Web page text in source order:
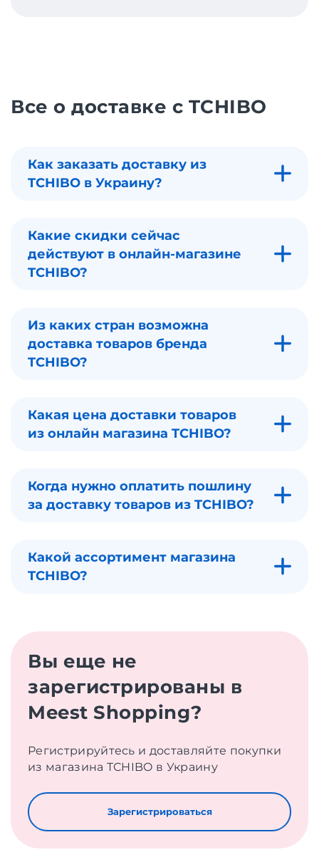
Все о доставке с TCHIBO
Как заказать доставку из
TCHIBO в Украину?
Какие скидки сейчас
действуют в онлайн-магазине
TCHIBO?
Из каких стран возможна
доставка товаров бренда
TCHIBO?
Какая цена доставки товаров
из онлайн магазина TCHIBO?
Когда нужно оплатить пошлину
за доставку товаров из TCHIBO?
Какой ассортимент магазина
TCHIBO?
Вы еще не
зарегистрированы в
Meest Shopping?
Регистрируйтесь и доставляйте покупки
из магазина TCHIBO в Украину
Зарегистрироваться